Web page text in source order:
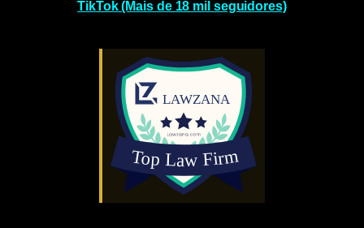
TikTok (Mais de 18 mil seguidores)